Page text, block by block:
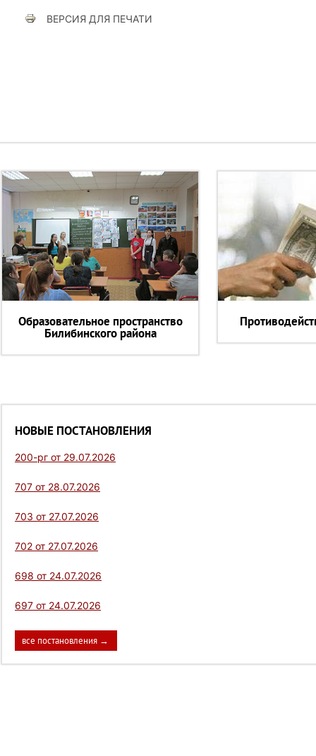
ВЕРСИЯ ДЛЯ ПЕЧАТИ
Образовательное пространство
Билибинского района
НОВЫЕ ПОСТАНОВЛЕНИЯ
200-рг от 29.07.2026
707 от 28.07.2026
703 от 27.07.2026
702 от 27.07.2026
698 от 24.07.2026
697 от 24.07.2026
все постановления →